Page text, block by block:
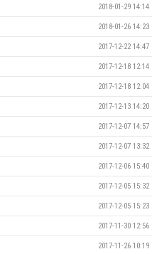
2018-01-29 14:14
2018-01-26 14:23
2017-12-22 14:47
2017-12-18 12:14
2017-12-18 12:04
2017-12-13 14:20
2017-12-07 14:57
2017-12-07 13:32
2017-12-06 15:40
2017-12-05 15:32
2017-12-05 15:23
2017-11-30 12:56
2017-11-26 10:19